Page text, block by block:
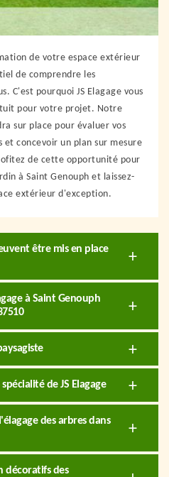
de votre espace extérieur
de comprendre les
C'est pourquoi JS Elagage vous
pour votre projet. Notre
sur place pour évaluer vos
et concevoir un plan sur mesure
de cette opportunité pour
à Saint Genouph et laissez-
extérieur d'exception.
être mis en place
à Saint Genouph
de JS Elagage
des arbres dans
décoratifs des